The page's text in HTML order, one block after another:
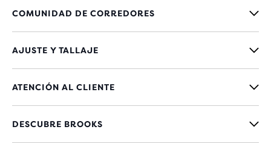
COMUNIDAD DE CORREDORES
AJUSTE Y TALLAJE
ATENCIÓN AL CLIENTE
DESCUBRE BROOKS